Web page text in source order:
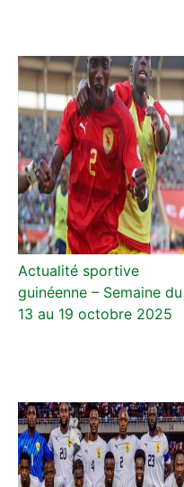
Actualité sportive
guinéenne – Semaine du
13 au 19 octobre 2025